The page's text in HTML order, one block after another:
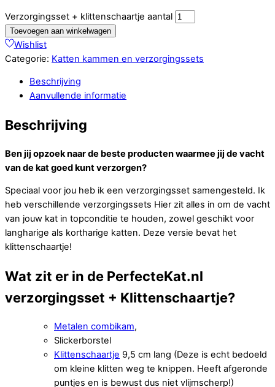
Verzorgingsset + klittenschaartje aantal
Toevoegen aan winkelwagen
Wishlist
Categorie: Katten kammen en verzorgingssets
Beschrijving
Aanvullende informatie
Beschrijving
Ben jij opzoek naar de beste producten waarmee jij de vacht
van de kat goed kunt verzorgen?
Speciaal voor jou heb ik een verzorgingsset samengesteld. Ik
heb verschillende verzorgingssets Hier zit alles in om de vacht
van jouw kat in topconditie te houden, zowel geschikt voor
langharige als kortharige katten. Deze versie bevat het
klittenschaartje!
Wat zit er in de PerfecteKat.nl
verzorgingsset + Klittenschaartje?
Metalen combikam,
Slickerborstel
Klittenschaartje 9,5 cm lang (Deze is echt bedoeld
om kleine klitten weg te knippen. Heeft afgeronde
puntjes en is bewust dus niet vlijmscherp!)